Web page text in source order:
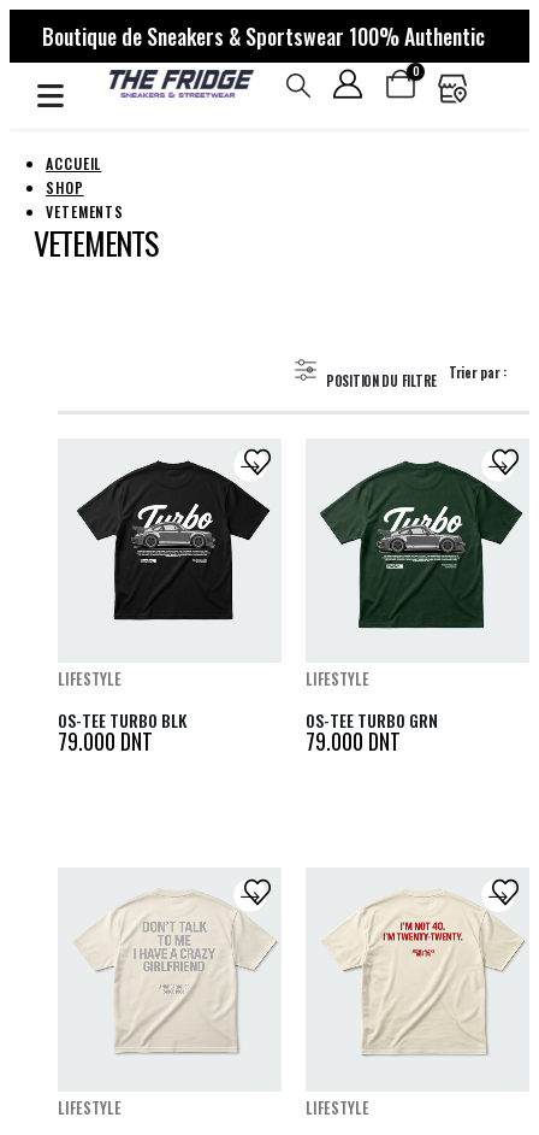
Boutique de Sneakers & Sportswear 100% Authentic
0
ACCUEIL
SHOP
VETEMENTS
VETEMENTS
POSITION DU FILTRE Trier par :
LIFESTYLE
OS-TEE TURBO BLK
79.000 DNT
LIFESTYLE
OS-TEE TURBO GRN
79.000 DNT
LIFESTYLE LIFESTYLE